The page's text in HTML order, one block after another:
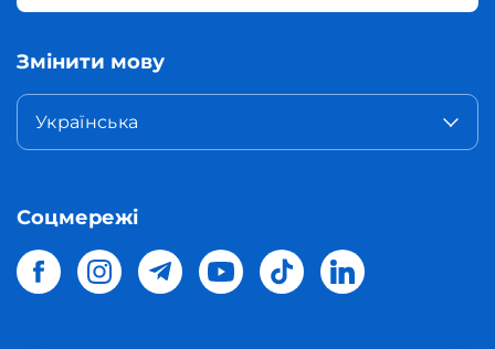
Змінити мову
Українська
Соцмережі